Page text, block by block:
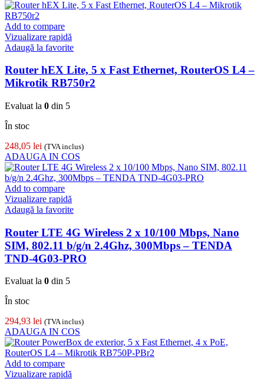
Add to compare
Vizualizare rapidă
Adaugă la favorite
Router hEX Lite, 5 x Fast Ethernet, RouterOS L4 –
Mikrotik RB750r2
Evaluat la 0 din 5
În stoc
248,05 lei (TVA inclus)
ADAUGA IN COS
Add to compare
Vizualizare rapidă
Adaugă la favorite
Router LTE 4G Wireless 2 x 10/100 Mbps, Nano
SIM, 802.11 b/g/n 2.4Ghz, 300Mbps – TENDA
TND-4G03-PRO
Evaluat la 0 din 5
În stoc
294,93 lei (TVA inclus)
ADAUGA IN COS
Add to compare
Vizualizare rapidă